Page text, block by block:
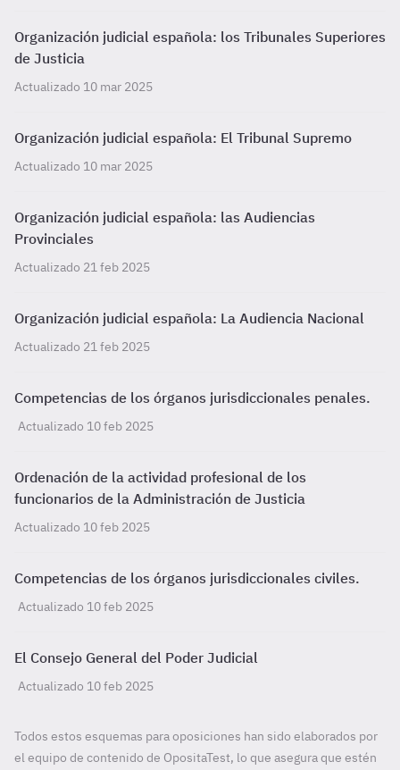
Organización judicial española: los Tribunales Superiores
de Justicia
Actualizado 10 mar 2025
Organización judicial española: El Tribunal Supremo
Actualizado 10 mar 2025
Organización judicial española: las Audiencias
Provinciales
Actualizado 21 feb 2025
Organización judicial española: La Audiencia Nacional
Actualizado 21 feb 2025
Competencias de los órganos jurisdiccionales penales.
Actualizado 10 feb 2025
Ordenación de la actividad profesional de los
funcionarios de la Administración de Justicia
Actualizado 10 feb 2025
Competencias de los órganos jurisdiccionales civiles.
Actualizado 10 feb 2025
El Consejo General del Poder Judicial
Actualizado 10 feb 2025
Todos estos esquemas para oposiciones han sido elaborados por
el equipo de contenido de OpositaTest, lo que asegura que estén